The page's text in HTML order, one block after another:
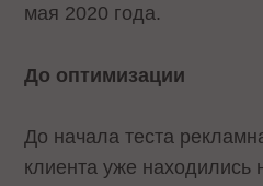
мая 2020 года.
До оптимизации
До начала теста
клиента уже находились